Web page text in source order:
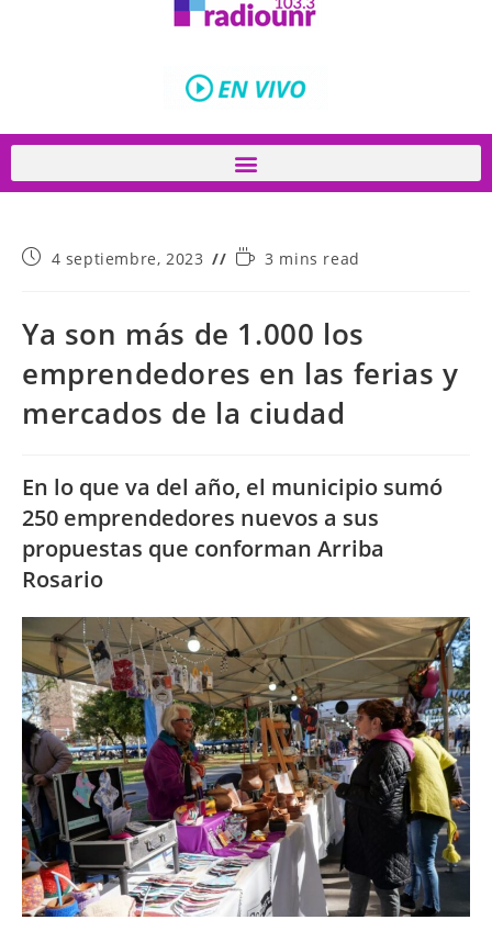
4 septiembre, 2023 3 mins read
Ya son más de 1.000 los
emprendedores en las ferias y
mercados de la ciudad
En lo que va del año, el municipio sumó
250 emprendedores nuevos a sus
propuestas que conforman Arriba
Rosario